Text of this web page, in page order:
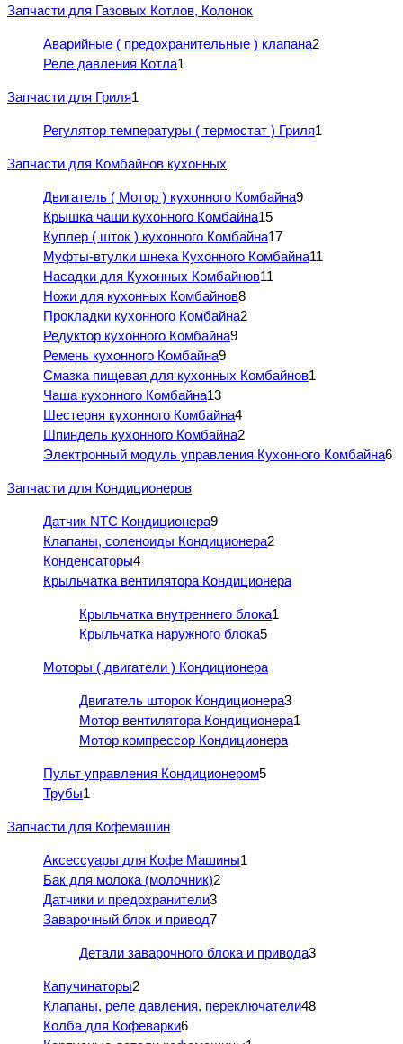
Запчасти для Газовых Котлов, Колонок
Аварийные ( предохранительные ) клапана2
Реле давления Котла1
Запчасти для Гриля1
Регулятор температуры ( термостат ) Гриля1
Запчасти для Комбайнов кухонных
Двигатель ( Мотор ) кухонного Комбайна9
Крышка чаши кухонного Комбайна15
Куплер ( шток ) кухонного Комбайна17
Муфты-втулки шнека Кухонного Комбайна11
Насадки для Кухонных Комбайнов11
Ножи для кухонных Комбайнов8
Прокладки кухонного Комбайна2
Редуктор кухонного Комбайна9
Ремень кухонного Комбайна9
Смазка пищевая для кухонных Комбайнов1
Чаша кухонного Комбайна13
Шестерня кухонного Комбайна4
Шпиндель кухонного Комбайна2
Электронный модуль управления Кухонного Комбайна6
Запчасти для Кондиционеров
Датчик NTC Кондиционера9
Клапаны, соленоиды Кондиционера2
Конденсаторы4
Крыльчатка вентилятора Кондиционера
Крыльчатка внутреннего блока1
Крыльчатка наружного блока5
Моторы ( двигатели ) Кондиционера
Двигатель шторок Кондиционера3
Мотор вентилятора Кондиционера1
Мотор компрессор Кондиционера
Пульт управления Кондиционером5
Трубы1
Запчасти для Кофемашин
Аксессуары для Кофе Машины1
Бак для молока (молочник)2
Датчики и предохранители3
Заварочный блок и привод7
Детали заварочного блока и привода3
Капучинаторы2
Клапаны, реле давления, переключатели48
Колба для Кофеварки6